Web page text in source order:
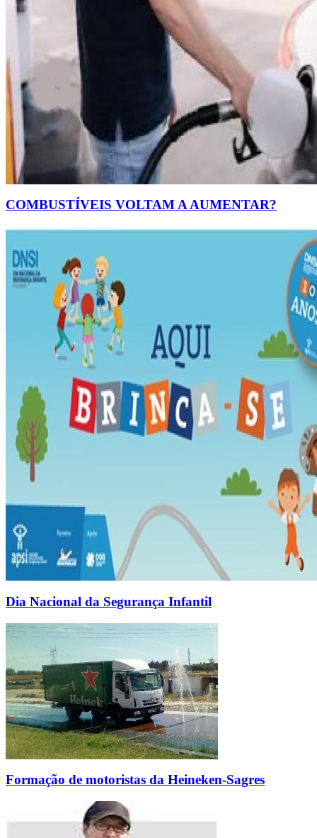
COMBUSTÍVEIS VOLTAM A AUMENTAR?
Dia Nacional da Segurança Infantil
Formação de motoristas da Heineken-Sagres